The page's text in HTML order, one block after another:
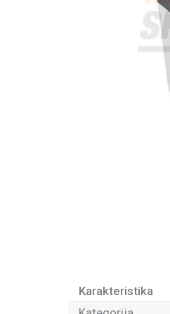
Karakteristika